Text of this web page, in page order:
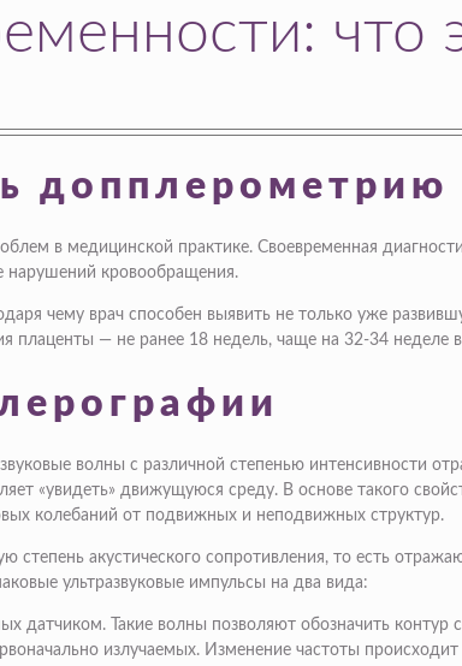
что
допплерометрию
в медицинской практике. Своевременная
нарушений кровообращения.
чему врач способен выявить не только уже
— не ранее 18 недель, чаще на 32-34 неделе в
волны с различной степенью интенсивности
«увидеть» движущуюся среду. В основе такого
колебаний от подвижных и неподвижных структур.
степень акустического сопротивления, то есть
ультразвуковые импульсы на два вида:
датчиком. Такие волны позволяют обозначить контур
излучаемых. Изменение частоты